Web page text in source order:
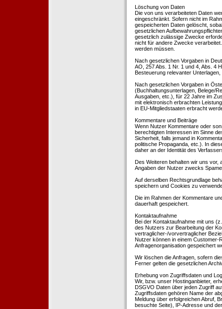
Löschung von Daten
Die von uns verarbeiteten Daten
eingeschränkt. Sofern nicht im
gespeicherten Daten gelöscht,
gesetzlichen
gesetzlich zulässige Zwecke
nicht für andere Zwecke
werden müssen.
Nach gesetzlichen Vorgaben in
AO, 257 Abs. 1 Nr. 1 und 4, Abs. 4
Besteuerung relevanter
Nach gesetzlichen Vorgaben in
(Buchhaltungsunterlagen, Belege/
Ausgaben, etc.), für 22 Jahre im
mit elektronisch erbrachten
in EU-Mitgliedstaaten erbracht
Kommentare und Beiträge
Wenn Nutzer Kommentare oder
berechtigten Interessen im Sinne
Sicherheit, falls jemand in
politische Propaganda, etc.). In
daher an der Identität des
Des Weiteren behalten wir uns vor,
Angaben der Nutzer zwecks
Auf derselben Rechtsgrundlage
speichern und Cookies zu
Die im Rahmen der Kommentare
dauerhaft gespeichert.
Kontaktaufnahme
Bei der Kontaktaufnahme mit uns
des Nutzers zur Bearbeitung der
vertraglicher-/vorvertraglicher
Nutzer können in einem Customer-
Anfragenorganisation gespeichert
Wir löschen die Anfragen, sofern
Ferner gelten die gesetzlichen
Erhebung von Zugriffsdaten und
Wir, bzw. unser Hostinganbieter,
DSGVO Daten über jeden Zugriff
Zugriffsdaten gehören Name der
Meldung über erfolgreichen Abruf,
besuchte Seite), IP-Adresse und